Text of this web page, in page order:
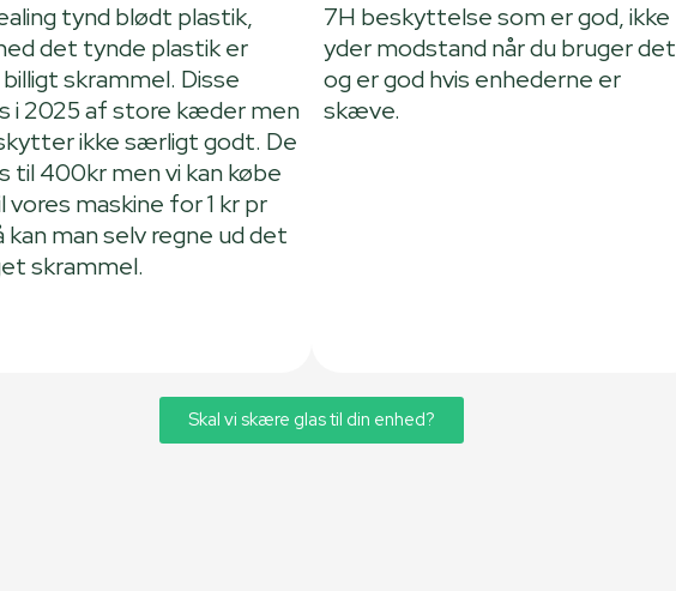
tynd blødt plastik,
det tynde plastik er
skrammel. Disse
i 2025 af store kæder men
ikke særligt godt. De
til 400kr men vi kan købe
vores maskine for 1 kr pr
kan man selv regne ud det
skrammel.
7H beskyttelse som er god, ikke
yder modstand når du bruger det
og er god hvis enhederne er
skæve.
Skal vi skære glas til din enhed?